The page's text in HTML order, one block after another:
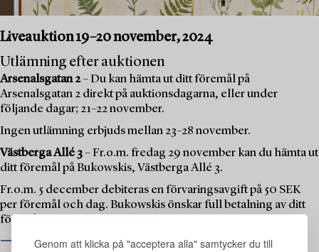
Genom att klicka på "acceptera alla" samtycker du till
Liveauktion 19–20 november, 2024
Utlämning efter auktionen
Arsenalsgatan 2– Du kan hämta ut ditt föremål på
Arsenalsgatan 2 direkt på auktionsdagarna, eller under
följande dagar; 21–22 november.
Ingen utlämning erbjuds mellan 23–28 november.
Västberga Allé 3– Fr.o.m. fredag 29 november kan du hämta ut
ditt föremål på Bukowskis, Västberga Allé 3.
Fr.o.m. 5 december debiteras en förvaringsavgift på 50 SEK
per föremål och dag. Bukowskis önskar full betalning av ditt
föremål innan utlämning kan ske.
⟶ Se öppettider